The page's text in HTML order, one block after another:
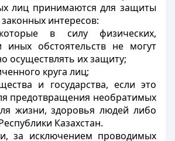
лиц принимаются для защиты
интересов:
в силу физических,
иных обстоятельств не могут
осуществлять их защиту;
круга лиц;
и государства, если это
предотвращения необратимых
жизни, здоровья людей либо
Казахстан.
за исключением проводимых